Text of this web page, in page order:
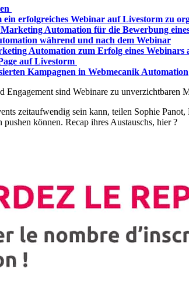
erfolgreiches Webinar auf Livestorm zu
Marketing Automation für die Bewerbung
während und nach dem Webinar
Automation zum Erfolg eines Webinars
auf Livestorm
Kampagnen in Webmecanik Automation
sind Webinare zu unverzichtbaren
zeitaufwendig sein kann, teilen Sophie
können. Recap ihres Austauschs, hier ?